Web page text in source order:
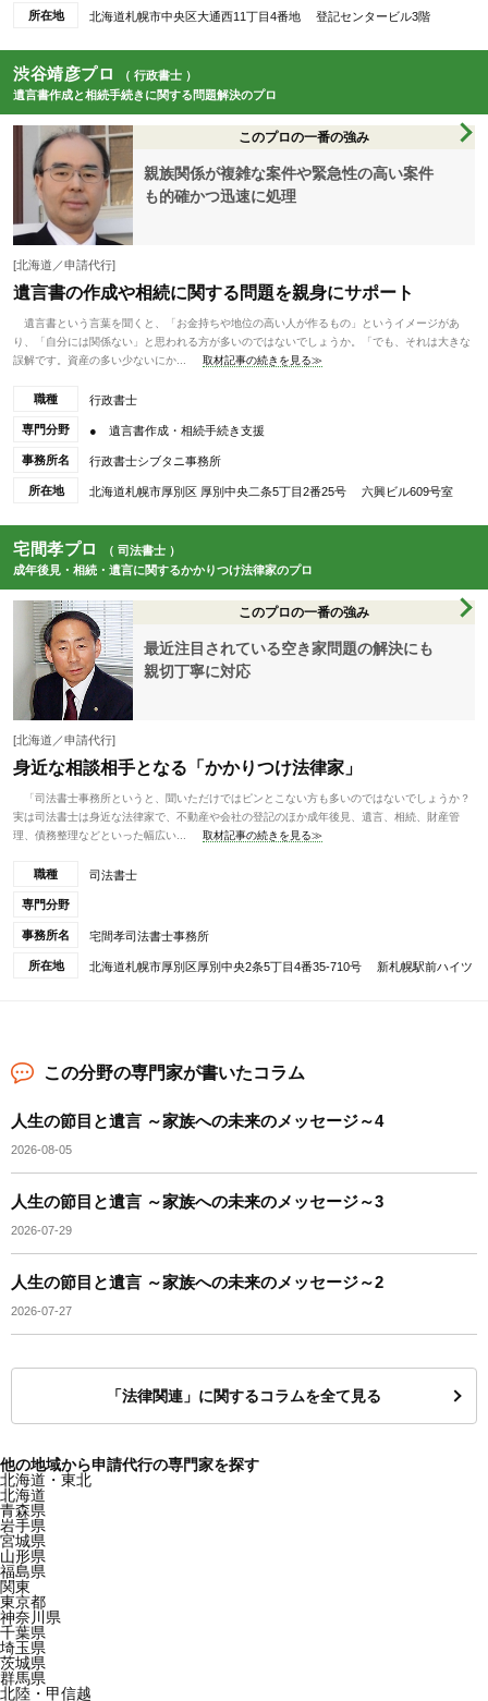
所在地 北海道札幌市中央区大通西11丁目4番地 登記センタービル3階
渋谷靖彦プロ
（ 行政書士 ）
遺言書作成と相続手続きに関する問題解決のプロ
このプロの一番の強み
親族関係が複雑な案件や緊急性の高い案件
も的確かつ迅速に処理
[北海道／申請代行]
遺言書の作成や相続に関する問題を親身にサポート
遺言書という言葉を聞くと、「お金持ちや地位の高い人が作るもの」というイメージがあ
り、「自分には関係ない」と思われる方が多いのではないでしょうか。「でも、それは大きな
誤解です。資産の多い少ないにか...
取材記事の続きを見る≫
職種 行政書士
専門分野 ● 遺言書作成・相続手続き支援
事務所名 行政書士シブタニ事務所
所在地 北海道札幌市厚別区 厚別中央二条5丁目2番25号 六興ビル609号室
宅間孝プロ
（ 司法書士 ）
成年後見・相続・遺言に関するかかりつけ法律家のプロ
このプロの一番の強み
最近注目されている空き家問題の解決にも
親切丁寧に対応
[北海道／申請代行]
身近な相談相手となる「かかりつけ法律家」
「司法書士事務所というと、聞いただけではピンとこない方も多いのではないでしょうか？
実は司法書士は身近な法律家で、不動産や会社の登記のほか成年後見、遺言、相続、財産管
理、債務整理などといった幅広い...
取材記事の続きを見る≫
職種 司法書士
専門分野
事務所名 宅間孝司法書士事務所
所在地 北海道札幌市厚別区厚別中央2条5丁目4番35-710号 新札幌駅前ハイツ
この分野の専門家が書いたコラム
人生の節目と遺言 ～家族への未来のメッセージ～4
2026-08-05
人生の節目と遺言 ～家族への未来のメッセージ～3
2026-07-29
人生の節目と遺言 ～家族への未来のメッセージ～2
2026-07-27
「法律関連」に関するコラムを全て見る
他の地域から申請代行の専門家を探す
北海道・東北
北海道
青森県
岩手県
宮城県
山形県
福島県
関東
東京都
神奈川県
千葉県
埼玉県
茨城県
群馬県
北陸・甲信越